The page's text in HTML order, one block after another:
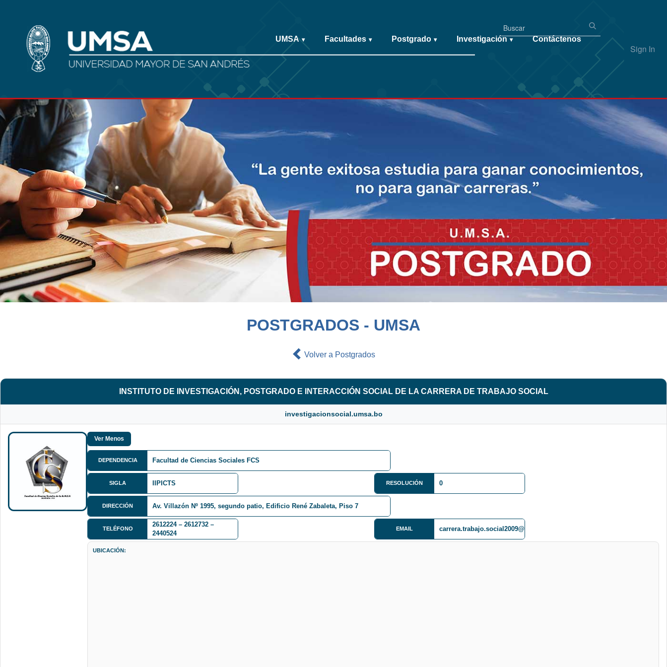
Sign In
UMSA ▾ Facultades ▾ Postgrado ▾ Investigación ▾ Contáctenos
POSTGRADOS - UMSA
Volver a Postgrados
INSTITUTO DE INVESTIGACIÓN, POSTGRADO E INTERACCIÓN SOCIAL DE LA CARRERA DE TRABAJO SOCIAL
investigacionsocial.umsa.bo
DEPENDENCIA Facultad de Ciencias Sociales FCS
SIGLA IIPICTS RESOLUCIÓN 0
DIRECCIÓN Av. Villazón Nº 1995, segundo patio, Edificio René Zabaleta, Piso 7
TELÉFONO
2612224 – 2612732 –
2440524
EMAIL carrera.trabajo.social2009@gmail.com
UBICACIÓN: